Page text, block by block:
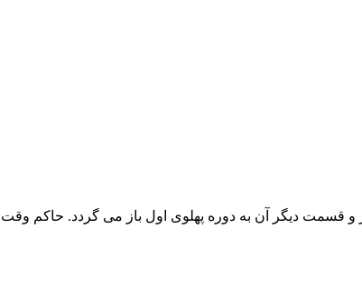
قسمت دیگر آن به دوره پهلوی اول باز می گردد. حاکم